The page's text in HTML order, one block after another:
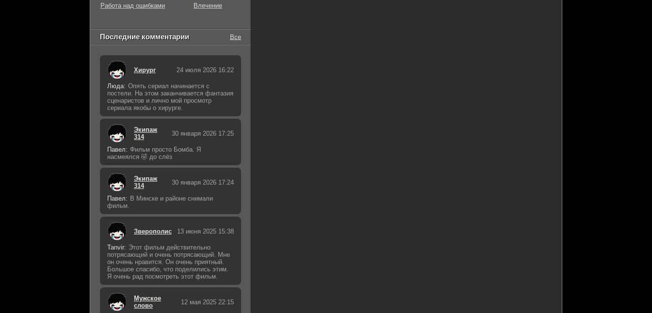
Работа над ошибками Влечение
Последние комментарии Все
Хирург 24 июля 2026 16:22
Люда: Опять сериал начинается с
постели. На этом заканчивается фантазия
сценаристов и лично мой просмотр
сериала якобы о хирурге.
Экипаж
314
30 января 2026 17:25
Павел: Фильм просто Бомба. Я
насмеялся 🤣 до слёз
Экипаж
314
30 января 2026 17:24
Павел: В Минске и районе снимали
фильм.
Зверополис 13 июня 2025 15:38
Tanvir: Этот фильм действительно
потрясающий и очень потрясающий. Мне
он очень нравится. Он очень приятный.
Большое спасибо, что поделились этим.
Я очень рад посмотреть этот фильм.
Мужское
слово
12 мая 2025 22:15